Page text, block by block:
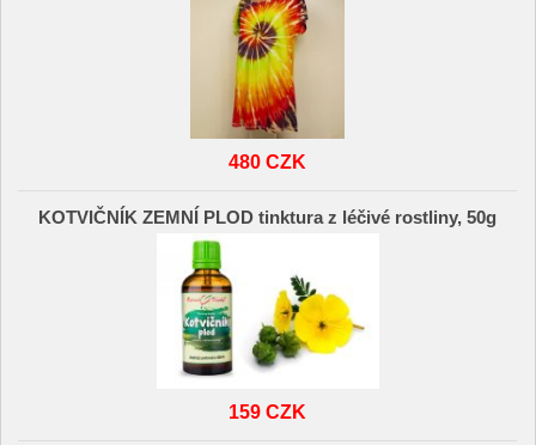
480 CZK
KOTVIČNÍK ZEMNÍ PLOD tinktura z léčivé rostliny, 50g
159 CZK